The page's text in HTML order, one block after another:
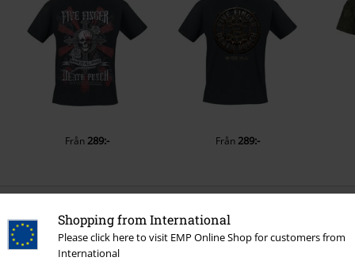
Shopping from International
Please click here to visit EMP Online Shop for customers from
International
Från 289:- Från 289:-
0 Recensioner
Berätta vad du tycker om "No Regrets".